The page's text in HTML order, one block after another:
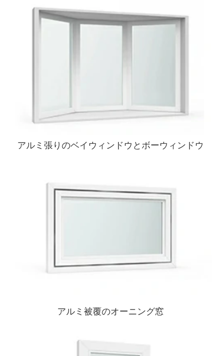
アルミ張りのベイウィンドウとボーウィンドウ
アルミ被覆のオーニング窓